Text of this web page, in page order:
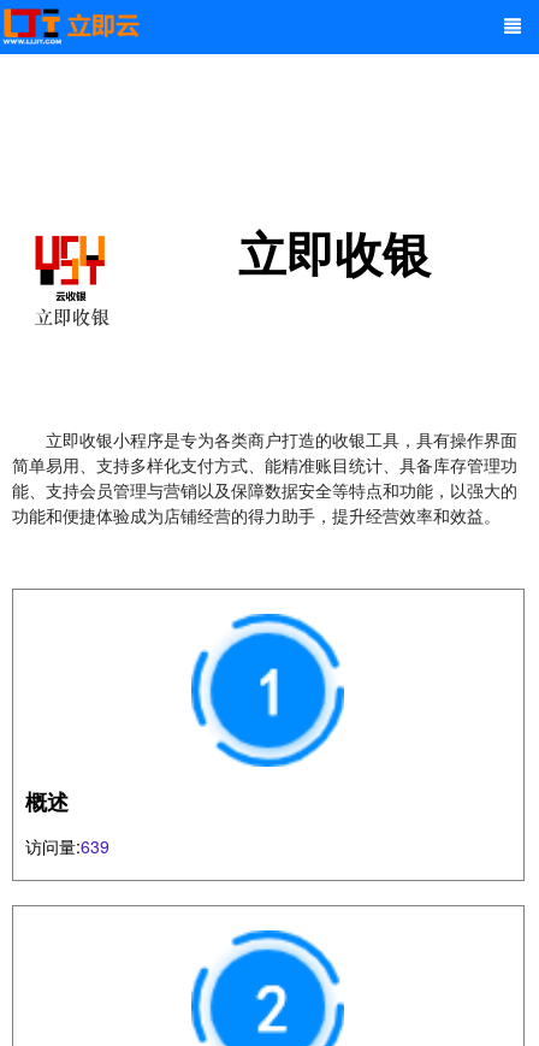
立即收银
立即收银小程序是专为各类商户打造的收银工具，具有操作界面
简单易用、支持多样化支付方式、能精准账目统计、具备库存管理功
能、支持会员管理与营销以及保障数据安全等特点和功能，以强大的
功能和便捷体验成为店铺经营的得力助手，提升经营效率和效益。
概述
访问量:639